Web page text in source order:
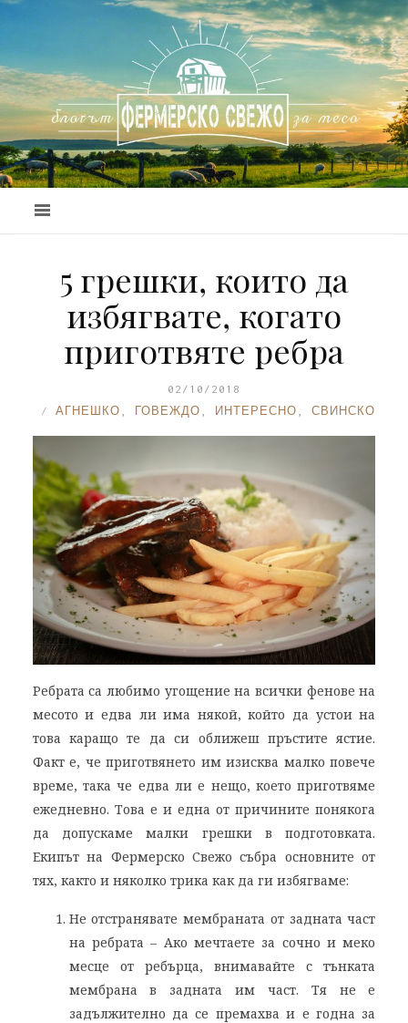
5 грешки, които да
избягвате, когато
приготвяте ребра
02/10/2018
АГНЕШКО
ГОВЕЖДО ИНТЕРЕСНО СВИНСКО
Ребрата са любимо угощение на всички фенове на
месото и едва ли има някой, който да устои на
това каращо те да си оближеш пръстите ястие.
Факт е, че приготвянето им изисква малко повече
време, така че едва ли е нещо, което приготвяме
ежедневно. Това е и една от причините понякога
да допускаме малки грешки в подготовката.
Екипът на Фермерско Свежо събра основните от
тях, както и няколко трика как да ги избягваме:
Не отстранявате мембраната от задната част
на ребрата – Ако мечтаете за сочно и меко
месце от ребърца, внимавайте с тънката
мембрана в задната им част. Тя не е
задължително да се премахва и е годна за